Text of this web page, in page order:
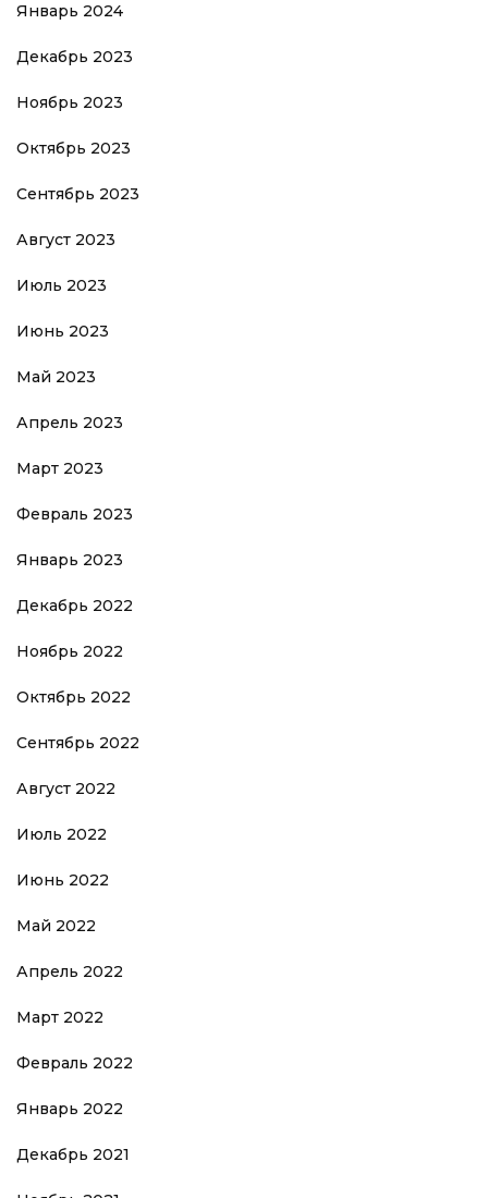
Январь 2024
Декабрь 2023
Ноябрь 2023
Октябрь 2023
Сентябрь 2023
Август 2023
Июль 2023
Июнь 2023
Май 2023
Апрель 2023
Март 2023
Февраль 2023
Январь 2023
Декабрь 2022
Ноябрь 2022
Октябрь 2022
Сентябрь 2022
Август 2022
Июль 2022
Июнь 2022
Май 2022
Апрель 2022
Март 2022
Февраль 2022
Январь 2022
Декабрь 2021